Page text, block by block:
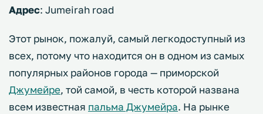
Адрес: Jumeirah road
Этот рынок, пожалуй, самый легкодоступный из
всех, потому что находится он в одном из самых
популярных районов города — приморской
Джумейре, той самой, в честь которой названа
всем известная пальма Джумейра. На рынке